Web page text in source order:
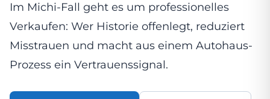
Im Michi-Fall geht es um professionelles
Verkaufen: Wer Historie offenlegt, reduziert
Misstrauen und macht aus einem Autohaus-
Prozess ein Vertrauenssignal.